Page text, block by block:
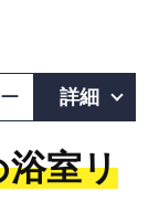
詳細
室リ